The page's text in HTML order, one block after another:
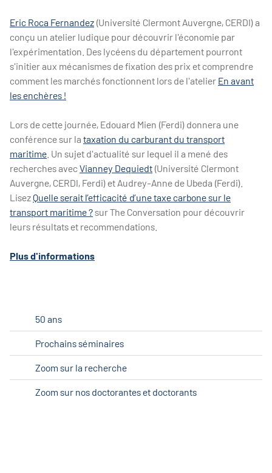
Eric Roca Fernandez (Université Clermont Auvergne, CERDI) a
conçu un atelier ludique pour découvrir l'économie par
l'expérimentation. Des lycéens du département pourront
s'initier aux mécanismes de fixation des prix et comprendre
comment les marchés fonctionnent lors de l'atelier En avant
les enchères !
Lors de cette journée, Edouard Mien (Ferdi) donnera une
conférence sur la taxation du carburant du transport
maritime . Un sujet d'actualité sur lequel il a mené des
recherches avecVianney Dequiedt (Université Clermont
Auvergne, CERDI, Ferdi) et Audrey-Anne de Ubeda (Ferdi).
Lisez Quelle serait l’efficacité d’une taxe carbone sur le
transport maritime ?sur The Conversation pour découvrir
leurs résultats et recommendations.
Plus d'informations
50 ans
Prochains séminaires
Zoom sur la recherche
Zoom sur nos doctorantes et doctorants